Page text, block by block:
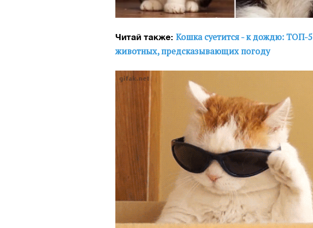
Читай также:Кошка суетится - к дождю: ТОП-5
животных, предсказывающих погоду